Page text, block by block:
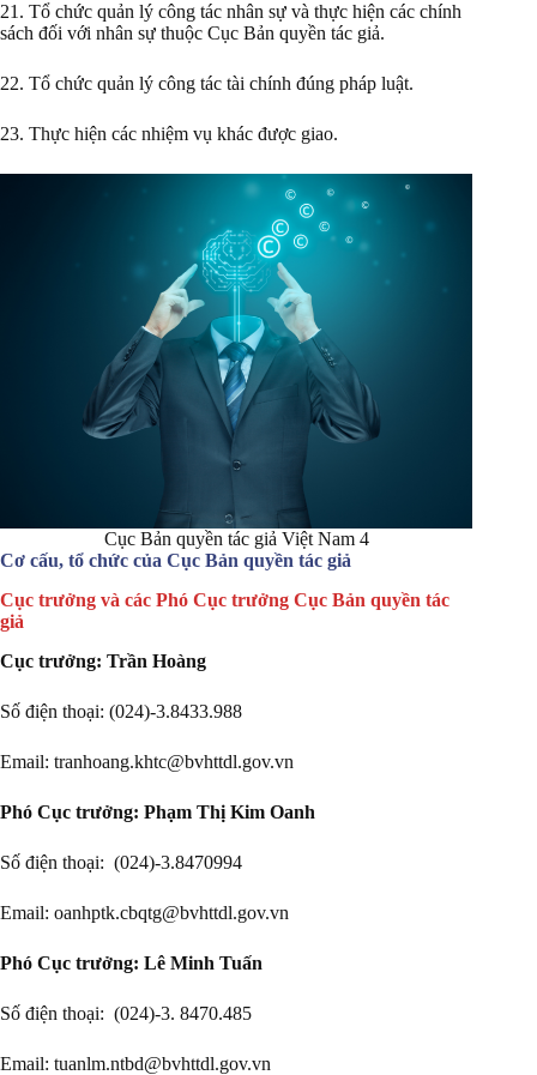
21. Tổ chức quản lý công tác nhân sự và thực hiện các chính
sách đối với nhân sự thuộc Cục Bản quyền tác giả.
22. Tổ chức quản lý công tác tài chính đúng pháp luật.
23. Thực hiện các nhiệm vụ khác được giao.
Cục Bản quyền tác giả Việt Nam 4
Cơ cấu, tổ chức của Cục Bản quyền tác giả
Cục trưởng và các Phó Cục trưởng Cục Bản quyền tác
giả
Cục trưởng: Trần Hoàng
Số điện thoại: (024)-3.8433.988
Email: tranhoang.khtc@bvhttdl.gov.vn
Phó Cục trưởng: Phạm Thị Kim Oanh
Số điện thoại: (024)-3.8470994
Email: oanhptk.cbqtg@bvhttdl.gov.vn
Phó Cục trưởng: Lê Minh Tuấn
Số điện thoại: (024)-3. 8470.485
Email: tuanlm.ntbd@bvhttdl.gov.vn